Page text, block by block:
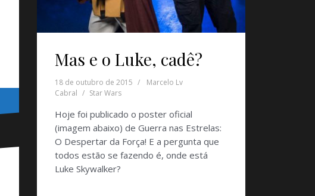
Mas e o Luke, cadê?
18 de outubro de 2015
Marcelo Lv
Cabral
Star Wars
Hoje foi publicado o poster oficial
(imagem abaixo) de Guerra nas Estrelas:
O Despertar da Força! E a pergunta que
todos estão se fazendo é, onde está
Luke Skywalker?